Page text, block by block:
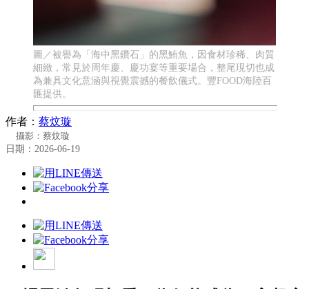
圖／被譽為「海中黑鑽石」的黑鮪魚，因食材珍稀、肉質
細緻，常見於周年慶、慶功宴等重要場合，整尾現切也成
為兼具文化意涵與視覺震撼的餐飲儀式。豐FOOD海陸百
匯提供。
作者： 蔡炆璇
攝影：蔡炆璇
日期：2026-06-19